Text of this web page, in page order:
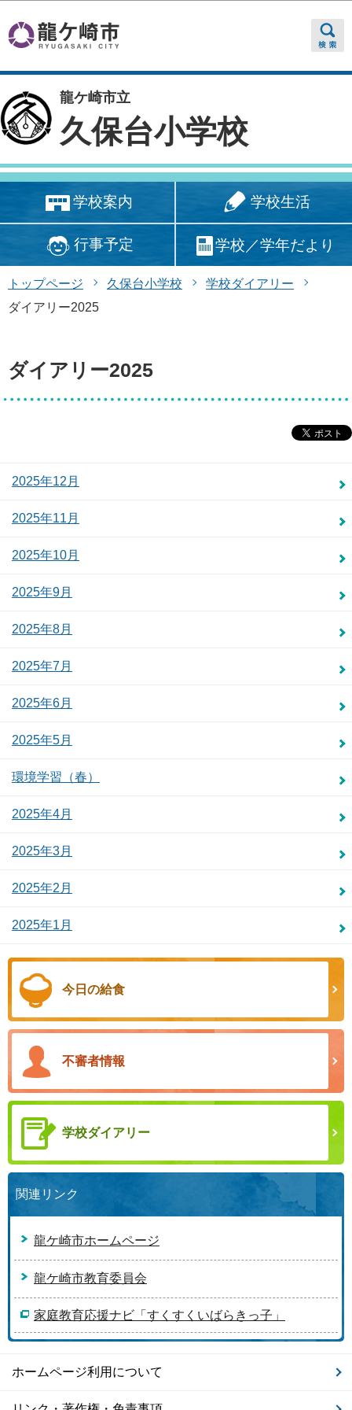
龍ケ崎市立
久保台小学校
学校案内 学校生活
行事予定 学校／学年だより
トップページ 久保台小学校
学校ダイアリー
ダイアリー2025
ダイアリー2025
2025年12月
2025年11月
2025年10月
2025年9月
2025年8月
2025年7月
2025年6月
2025年5月
環境学習（春）
2025年4月
2025年3月
2025年2月
2025年1月
今日の給食
不審者情報
学校ダイアリー
関連リンク
龍ケ崎市ホームページ
龍ケ崎市教育委員会
家庭教育応援ナビ「すくすくいばらきっ子」
ホームページ利用について